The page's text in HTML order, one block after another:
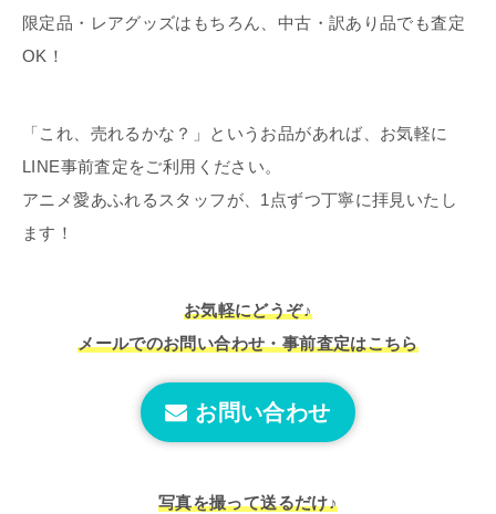
限定品・レアグッズはもちろん、中古・訳あり品でも査定
OK！
「これ、売れるかな？」というお品があれば、お気軽に
LINE事前査定をご利用ください。
アニメ愛あふれるスタッフが、1点ずつ丁寧に拝見いたし
ます！
お気軽にどうぞ♪
メールでのお問い合わせ・事前査定はこちら
お問い合わせ
写真を撮って送るだけ♪